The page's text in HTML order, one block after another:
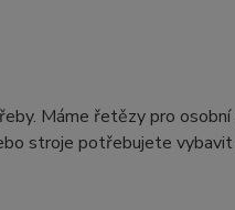
Máme řetězy pro osobní
stroje potřebujete